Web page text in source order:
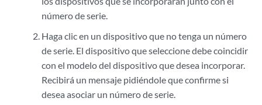
número de serie.
Haga clic en un dispositivo que no tenga un número
de serie. El dispositivo que seleccione debe coincidir
con el modelo del dispositivo que desea incorporar.
Recibirá un mensaje pidiéndole que confirme si
desea asociar un número de serie.